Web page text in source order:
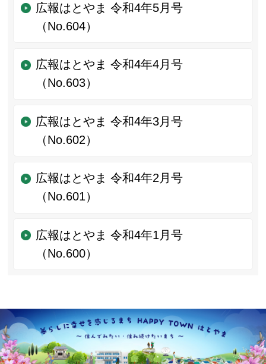
広報はとやま 令和4年5月号
（No.604）
広報はとやま 令和4年4月号
（No.603）
広報はとやま 令和4年3月号
（No.602）
広報はとやま 令和4年2月号
（No.601）
広報はとやま 令和4年1月号
（No.600）